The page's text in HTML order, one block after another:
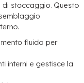
di stoccaggio. Questo
fluido per
interni e gestisce la